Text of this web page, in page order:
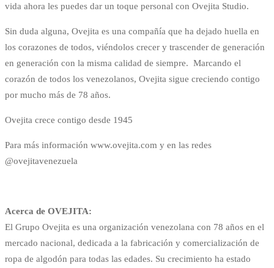
vida ahora les puedes dar un toque personal con Ovejita Studio.
Sin duda alguna, Ovejita es una compañía que ha dejado huella en
los corazones de todos, viéndolos crecer y trascender de generación
en generación con la misma calidad de siempre. Marcando el
corazón de todos los venezolanos, Ovejita sigue creciendo contigo
por mucho más de 78 años.
Ovejita crece contigo desde 1945
Para más información www.ovejita.com y en las redes
@ovejitavenezuela
Acerca de OVEJITA:
El Grupo Ovejita es una organización venezolana con 78 años en el
mercado nacional, dedicada a la fabricación y comercialización de
ropa de algodón para todas las edades. Su crecimiento ha estado